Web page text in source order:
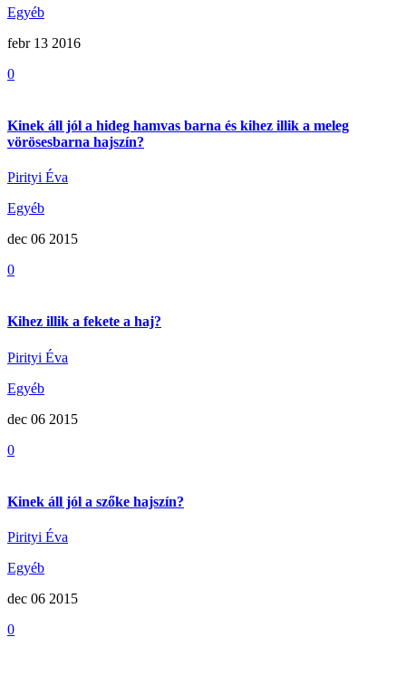
Egyéb
febr 13 2016
0
Kinek áll jól a hideg hamvas barna és kihez illik a meleg
vörösesbarna hajszín?
Pirityi Éva
Egyéb
dec 06 2015
0
Kihez illik a fekete a haj?
Pirityi Éva
Egyéb
dec 06 2015
0
Kinek áll jól a szőke hajszín?
Pirityi Éva
Egyéb
dec 06 2015
0